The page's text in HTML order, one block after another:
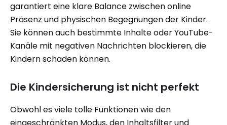
garantiert eine klare Balance zwischen online
Präsenz und physischen Begegnungen der Kinder.
Sie können auch bestimmte Inhalte oder YouTube-
Kanäle mit negativen Nachrichten blockieren, die
Kindern schaden können.
Die Kindersicherung ist nicht perfekt
Obwohl es viele tolle Funktionen wie den